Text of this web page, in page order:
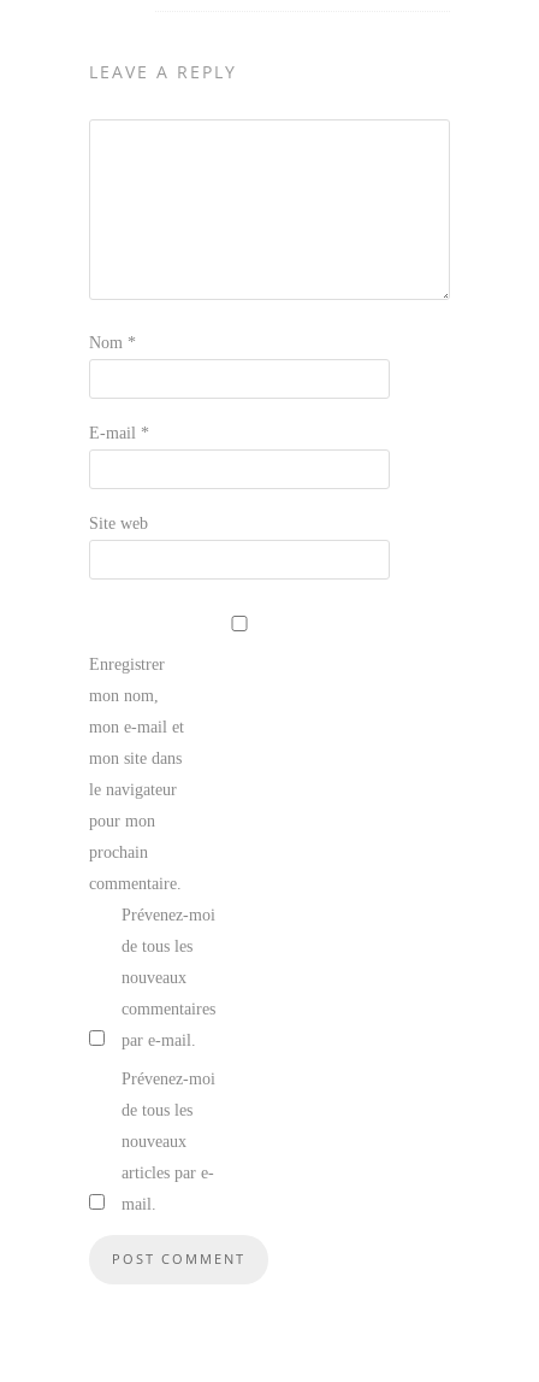
LEAVE A REPLY
Nom *
E-mail *
Site web
Enregistrer
mon nom,
mon e-mail et
mon site dans
le navigateur
pour mon
prochain
commentaire.
Prévenez-moi
de tous les
nouveaux
commentaires
par e-mail.
Prévenez-moi
de tous les
nouveaux
articles par e-
mail.